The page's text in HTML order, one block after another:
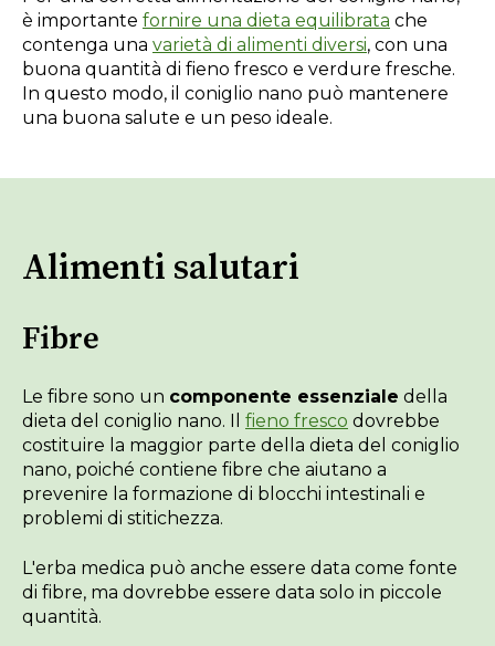
è importante fornire una dieta equilibrata che
contenga una varietà di alimenti diversi, con una
buona quantità di fieno fresco e verdure fresche.
In questo modo, il coniglio nano può mantenere
una buona salute e un peso ideale.
Alimenti salutari
Fibre
Le fibre sono un componente essenziale della
dieta del coniglio nano. Il fieno fresco dovrebbe
costituire la maggior parte della dieta del coniglio
nano, poiché contiene fibre che aiutano a
prevenire la formazione di blocchi intestinali e
problemi di stitichezza.
L'erba medica può anche essere data come fonte
di fibre, ma dovrebbe essere data solo in piccole
quantità.